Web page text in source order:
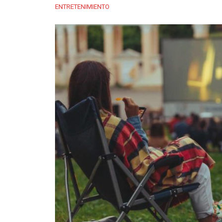
ENTRETENIMIENTO